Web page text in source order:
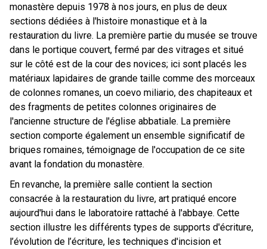
monastère depuis 1978 à nos jours, en plus de deux
sections dédiées à l'histoire monastique et à la
restauration du livre. La première partie du musée se trouve
dans le portique couvert, fermé par des vitrages et situé
sur le côté est de la cour des novices; ici sont placés les
matériaux lapidaires de grande taille comme des morceaux
de colonnes romanes, un coevo miliario, des chapiteaux et
des fragments de petites colonnes originaires de
l'ancienne structure de l'église abbatiale. La première
section comporte également un ensemble significatif de
briques romaines, témoignage de l'occupation de ce site
avant la fondation du monastère.
En revanche, la première salle contient la section
consacrée à la restauration du livre, art pratiqué encore
aujourd'hui dans le laboratoire rattaché à l'abbaye. Cette
section illustre les différents types de supports d'écriture,
l’évolution de l’écriture, les techniques d'incision et